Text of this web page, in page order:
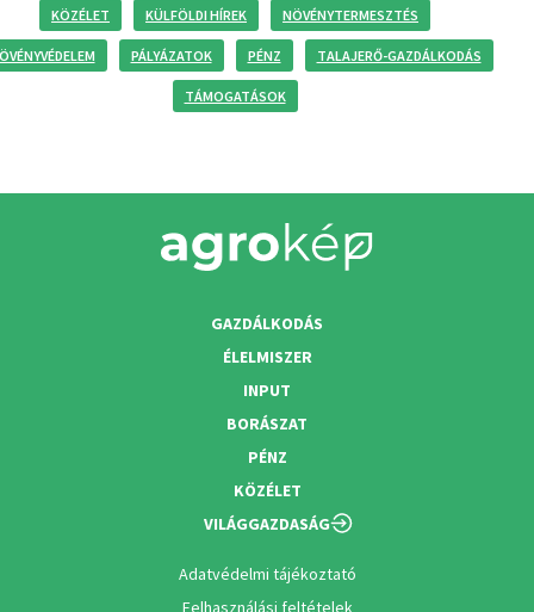
KÖZÉLET KÜLFÖLDI HÍREK NÖVÉNYTERMESZTÉS
PÁLYÁZATOK PÉNZ TALAJERŐ-GAZDÁLKODÁS
TÁMOGATÁSOK
GAZDÁLKODÁS
ÉLELMISZER
INPUT
BORÁSZAT
PÉNZ
KÖZÉLET
VILÁGGAZDASÁG
Adatvédelmi tájékoztató
Felhasználási feltételek